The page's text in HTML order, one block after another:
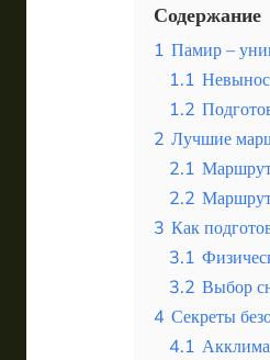
Эквадор
Топ мест отдыха
Кавказские
Калининград
Крым
Содержание
1 Памир –
1.1
1.2
2 Лучшие
2.1
2.2
3 Как
3.1
3.2 Выбор
4 Секреты
4.1